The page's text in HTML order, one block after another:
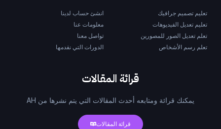
تعليم تصميم جرافيك
تعليم تعديل الفيديوهات
تعلم تعديل الصور للمصورين
تعلم رسم الأشخاص
انشئ حساب لدينا
معلومات عنا
تواصل معنا
الدورات التي نقدمها
قرائة المقالات
يمكنك قرائة ومتابعه أحدث المقالات التي يتم نشرها من AH
قرائة المقالات